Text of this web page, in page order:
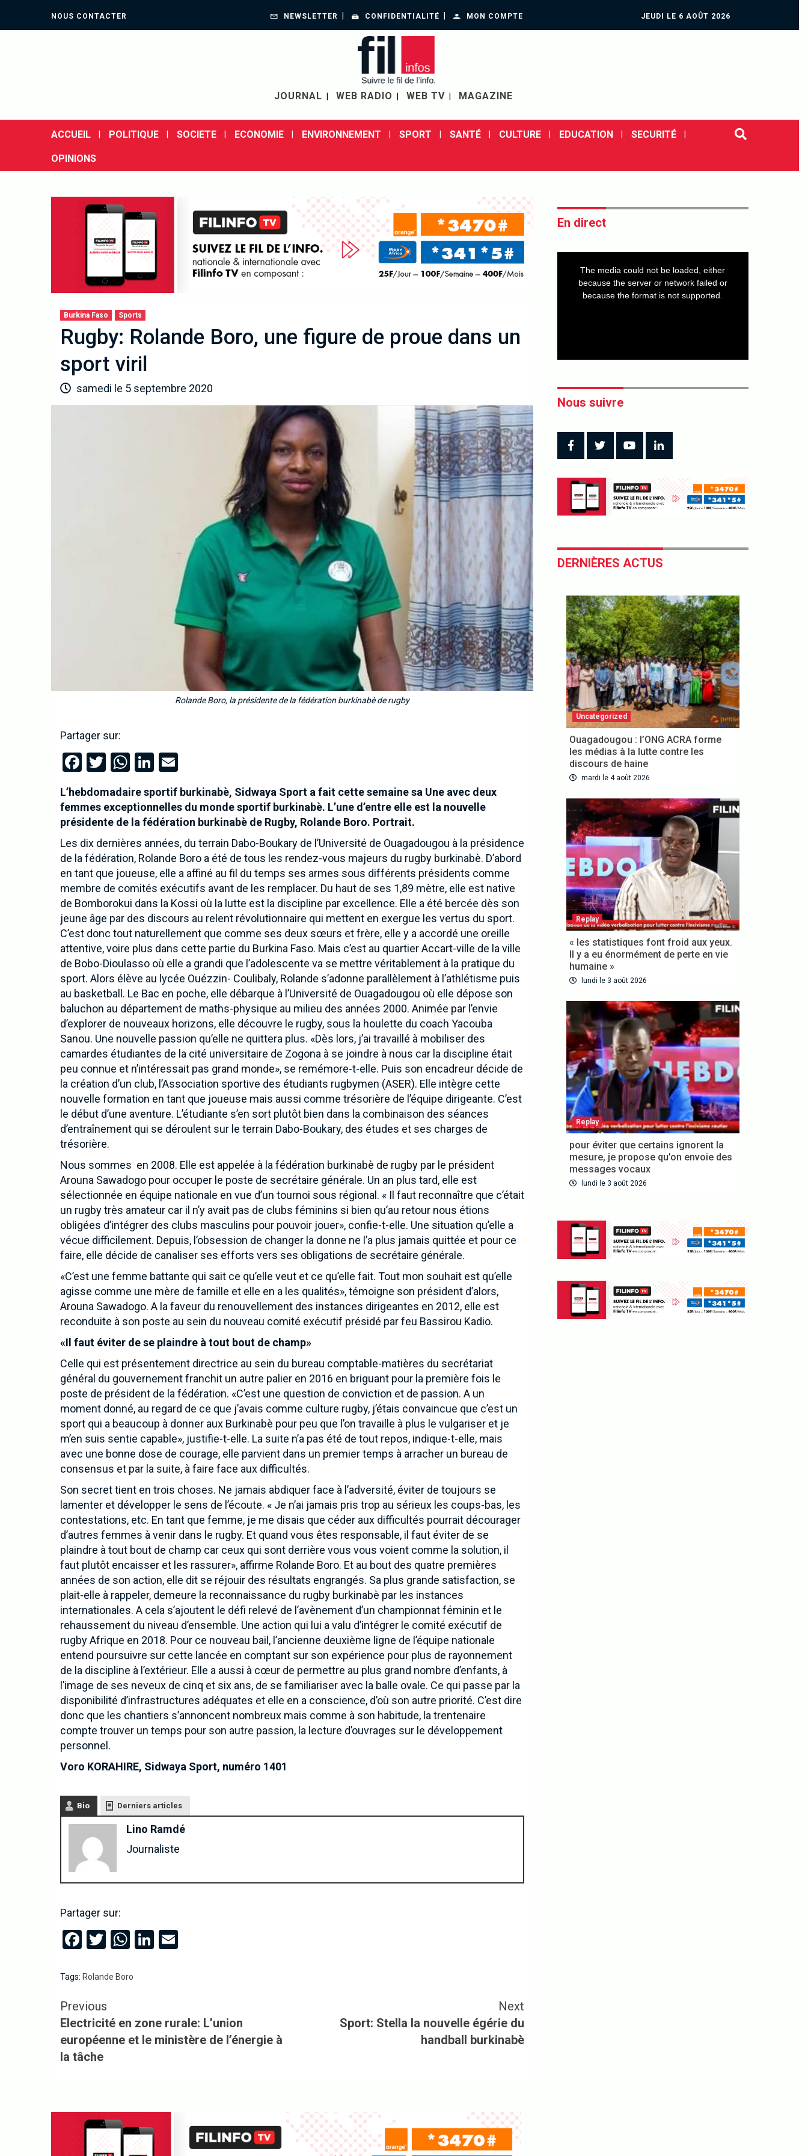
NOUS CONTACTER NEWSLETTER CONFIDENTIALITÉ MON COMPTE JEUDI LE 6 AOÛT 2026
JOURNAL WEB RADIO WEB TV MAGAZINE
ACCUEIL POLITIQUE SOCIETE ECONOMIE ENVIRONNEMENT SPORT SANTÉ CULTURE EDUCATION SECURITÉ
OPINIONS
Burkina Faso Sports
Rugby: Rolande Boro, une figure de proue dans un
sport viril
samedi le 5 septembre 2020
Rolande Boro, la présidente de la fédération burkinabè de rugby
Partager sur:
Facebook
Twitter
WhatsApp
LinkedIn
Email
L’hebdomadaire sportif burkinabè, Sidwaya Sport a fait cette semaine sa Une avec deux
femmes exceptionnelles du monde sportif burkinabè. L’une d’entre elle est la nouvelle
présidente de la fédération burkinabè de Rugby, Rolande Boro. Portrait.
Les dix dernières années, du terrain Dabo-Boukary de l’Université de Ouagadougou à la présidence
de la fédération, Rolande Boro a été de tous les rendez-vous majeurs du rugby burkinabè. D’abord
en tant que joueuse, elle a affiné au fil du temps ses armes sous différents présidents comme
membre de comités exécutifs avant de les remplacer. Du haut de ses 1,89 mètre, elle est native
de Bomborokui dans la Kossi où la lutte est la discipline par excellence. Elle a été bercée dès son
jeune âge par des discours au relent révolutionnaire qui mettent en exergue les vertus du sport.
C’est donc tout naturellement que comme ses deux sœurs et frère, elle y a accordé une oreille
attentive, voire plus dans cette partie du Burkina Faso. Mais c’est au quartier Accart-ville de la ville
de Bobo-Dioulasso où elle a grandi que l’adolescente va se mettre véritablement à la pratique du
sport. Alors élève au lycée Ouézzin- Coulibaly, Rolande s’adonne parallèlement à l’athlétisme puis
au basketball. Le Bac en poche, elle débarque à l’Université de Ouagadougou où elle dépose son
baluchon au département de maths-physique au milieu des années 2000. Animée par l’envie
d’explorer de nouveaux horizons, elle découvre le rugby, sous la houlette du coach Yacouba
Sanou. Une nouvelle passion qu’elle ne quittera plus. «Dès lors, j’ai travaillé à mobiliser des
camardes étudiantes de la cité universitaire de Zogona à se joindre à nous car la discipline était
peu connue et n’intéressait pas grand monde», se remémore-t-elle. Puis son encadreur décide de
la création d’un club, l’Association sportive des étudiants rugbymen (ASER). Elle intègre cette
nouvelle formation en tant que joueuse mais aussi comme trésorière de l’équipe dirigeante. C’est
le début d’une aventure. L’étudiante s’en sort plutôt bien dans la combinaison des séances
d’entraînement qui se déroulent sur le terrain Dabo-Boukary, des études et ses charges de
trésorière.
Nous sommes en 2008. Elle est appelée à la fédération burkinabè de rugby par le président
Arouna Sawadogo pour occuper le poste de secrétaire générale. Un an plus tard, elle est
sélectionnée en équipe nationale en vue d’un tournoi sous régional. « Il faut reconnaître que c’était
un rugby très amateur car il n’y avait pas de clubs féminins si bien qu’au retour nous étions
obligées d’intégrer des clubs masculins pour pouvoir jouer», confie-t-elle. Une situation qu’elle a
vécue difficilement. Depuis, l’obsession de changer la donne ne l’a plus jamais quittée et pour ce
faire, elle décide de canaliser ses efforts vers ses obligations de secrétaire générale.
«C’est une femme battante qui sait ce qu’elle veut et ce qu’elle fait. Tout mon souhait est qu’elle
agisse comme une mère de famille et elle en a les qualités», témoigne son président d’alors,
Arouna Sawadogo. A la faveur du renouvellement des instances dirigeantes en 2012, elle est
reconduite à son poste au sein du nouveau comité exécutif présidé par feu Bassirou Kadio.
«Il faut éviter de se plaindre à tout bout de champ»
Celle qui est présentement directrice au sein du bureau comptable-matières du secrétariat
général du gouvernement franchit un autre palier en 2016 en briguant pour la première fois le
poste de président de la fédération. «C’est une question de conviction et de passion. A un
moment donné, au regard de ce que j’avais comme culture rugby, j’étais convaincue que c’est un
sport qui a beaucoup à donner aux Burkinabè pour peu que l’on travaille à plus le vulgariser et je
m’en suis sentie capable», justifie-t-elle. La suite n’a pas été de tout repos, indique-t-elle, mais
avec une bonne dose de courage, elle parvient dans un premier temps à arracher un bureau de
consensus et par la suite, à faire face aux difficultés.
Son secret tient en trois choses. Ne jamais abdiquer face à l’adversité, éviter de toujours se
lamenter et développer le sens de l’écoute. « Je n’ai jamais pris trop au sérieux les coups-bas, les
contestations, etc. En tant que femme, je me disais que céder aux difficultés pourrait décourager
d’autres femmes à venir dans le rugby. Et quand vous êtes responsable, il faut éviter de se
plaindre à tout bout de champ car ceux qui sont derrière vous vous voient comme la solution, il
faut plutôt encaisser et les rassurer», affirme Rolande Boro. Et au bout des quatre premières
années de son action, elle dit se réjouir des résultats engrangés. Sa plus grande satisfaction, se
plait-elle à rappeler, demeure la reconnaissance du rugby burkinabè par les instances
internationales. A cela s’ajoutent le défi relevé de l’avènement d’un championnat féminin et le
rehaussement du niveau d’ensemble. Une action qui lui a valu d’intégrer le comité exécutif de
rugby Afrique en 2018. Pour ce nouveau bail, l’ancienne deuxième ligne de l’équipe nationale
entend poursuivre sur cette lancée en comptant sur son expérience pour plus de rayonnement
de la discipline à l’extérieur. Elle a aussi à cœur de permettre au plus grand nombre d’enfants, à
l’image de ses neveux de cinq et six ans, de se familiariser avec la balle ovale. Ce qui passe par la
disponibilité d’infrastructures adéquates et elle en a conscience, d’où son autre priorité. C’est dire
donc que les chantiers s’annoncent nombreux mais comme à son habitude, la trentenaire
compte trouver un temps pour son autre passion, la lecture d’ouvrages sur le développement
personnel.
Voro KORAHIRE, Sidwaya Sport, numéro 1401
Bio Derniers articles
Lino Ramdé
Journaliste
Partager sur:
Facebook
Twitter
WhatsApp
LinkedIn
Email
Tags: Rolande Boro
Previous
Electricité en zone rurale: L’union
européenne et le ministère de l’énergie à
la tâche
Next
Sport: Stella la nouvelle égérie du
handball burkinabè
En direct
The media could not be loaded, either
because the server or network failed or
because the format is not supported.
Nous suivre
DERNIÈRES ACTUS
Uncategorized
Ouagadougou : l’ONG ACRA forme
les médias à la lutte contre les
discours de haine
mardi le 4 août 2026
Replay
« les statistiques font froid aux yeux.
Il y a eu énormément de perte en vie
humaine »
lundi le 3 août 2026
Replay
pour éviter que certains ignorent la
mesure, je propose qu’on envoie des
messages vocaux
lundi le 3 août 2026
Inscrivez-vous à notre newsletter pour recevoir en premier nos informations exclusives